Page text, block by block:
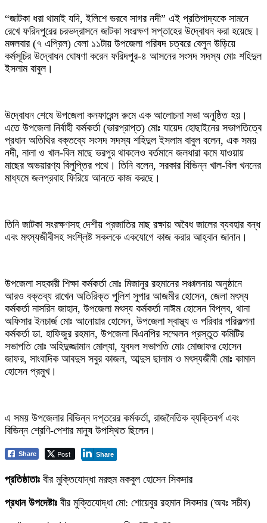
“জাটকা ধরা থামাই যদি, ইলিশে ভরবে সাগর নদী” এই প্রতিপাদ্যকে সামনে
রেখে ফরিদপুরের চরভদ্রাসনে জাটকা সংরক্ষণ সপ্তাহের উদ্বোধন করা হয়েছে।
মঙ্গলবার (৭ এপ্রিল) বেলা ১১টায় উপজেলা পরিষদ চত্বরে বেলুন উড়িয়ে
কর্মসূচির উদ্বোধন ঘোষণা করেন ফরিদপুর-৪ আসনের সংসদ সদস্য মোঃ শহিদুল
ইসলাম বাবুল।
উদ্বোধন শেষে উপজেলা কনফারেন্স রুমে এক আলোচনা সভা অনুষ্ঠিত হয়।
এতে উপজেলা নির্বাহী কর্মকর্তা (ভারপ্রাপ্ত) মোঃ যায়েদ হোছাইনের সভাপতিত্বে
প্রধান অতিথির বক্তব্যে সংসদ সদস্য শহিদুল ইসলাম বাবুল বলেন, এক সময়
নদী, নালা ও খাল-বিল মাছে ভরপুর থাকলেও বর্তমানে জলধারা কমে যাওয়ায়
মাছের অভয়ারণ্য বিলুপ্তির পথে। তিনি বলেন, সরকার বিভিন্ন খাল-বিল খননের
মাধ্যমে জলপ্রবাহ ফিরিয়ে আনতে কাজ করছে।
তিনি জাটকা সংরক্ষণসহ দেশীয় প্রজাতির মাছ রক্ষায় অবৈধ জালের ব্যবহার বন্ধ
এবং মৎস্যজীবীসহ সংশ্লিষ্ট সকলকে একযোগে কাজ করার আহ্বান জানান।
উপজেলা সহকারী শিক্ষা কর্মকর্তা মোঃ মিজানুর রহমানের সঞ্চালনায় অনুষ্ঠানে
আরও বক্তব্য রাখেন অতিরিক্ত পুলিশ সুপার আজমীর হোসেন, জেলা মৎস্য
কর্মকর্তা নাসরিন জাহান, উপজেলা মৎস্য কর্মকর্তা নাঈম হোসেন বিপ্লব, থানা
অফিসার ইনচার্জ মোঃ আনোয়ার হোসেন, উপজেলা স্বাস্থ্য ও পরিবার পরিকল্পনা
কর্মকর্তা ডা. হাফিজুর রহমান, উপজেলা বিএনপির সম্মেলন প্রস্তুত কমিটির
সভাপতি মোঃ অহিদুজ্জামান মোল্যা, যুবদল সভাপতি মোঃ মোজাফর হোসেন
জাফর, সাংবাদিক আবদুস সবুর কাজল, আব্দুস ছালাম ও মৎস্যজীবী মোঃ কামাল
হোসেন প্রমুখ।
এ সময় উপজেলার বিভিন্ন দপ্তরের কর্মকর্তা, রাজনৈতিক ব্যক্তিবর্গ এবং
বিভিন্ন শ্রেণি-পেশার মানুষ উপস্থিত ছিলেন।
Share Post Share
প্রতিষ্ঠাতাঃ বীর মুক্তিযোদ্ধা মরহুম মকবুল হোসেন সিকদার
প্রধান উপদেষ্টাঃ বীর মুক্তিযোদ্ধা মো: শোয়েবুর রহমান সিকদার (অবঃ সচীব)